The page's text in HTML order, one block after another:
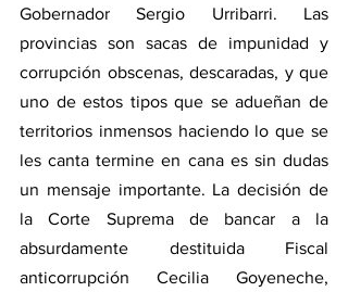
Gobernador Sergio Urribarri. Las
provincias son sacas de impunidad y
corrupción obscenas, descaradas, y que
uno de estos tipos que se adueñan de
territorios inmensos haciendo lo que se
les canta termine en cana es sin dudas
un mensaje importante. La decisión de
la Corte Suprema de bancar a la
absurdamente destituida Fiscal
anticorrupción Cecilia Goyeneche,